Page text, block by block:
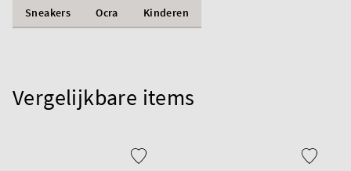
Sneakers Ocra Kinderen
Vergelijkbare items